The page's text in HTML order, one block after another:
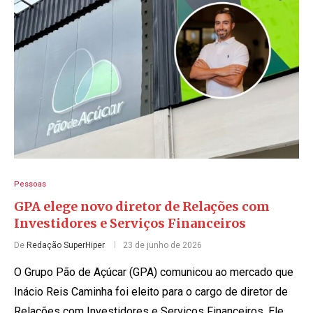
Pessoas
GPA elege novo diretor de Relações com
Investidores e Serviços Financeiros
De Redação SuperHiper 23 de junho de 2026
O Grupo Pão de Açúcar (GPA) comunicou ao mercado que
Inácio Reis Caminha foi eleito para o cargo de diretor de